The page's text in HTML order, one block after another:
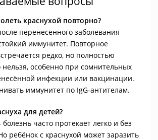
краснухой повторно?
перенесённого заболевания
иммунитет. Повторное
редко, но полностью
нельзя, особенно при сомнительных
инфекции или вакцинации.
иммунитет по IgG-антителам.
для детей?
часто протекает легко и без
ребёнок с краснухой может заразить